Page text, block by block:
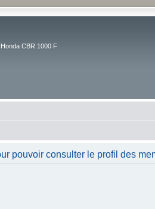
CBR 1000 F
pouvoir consulter le profil des